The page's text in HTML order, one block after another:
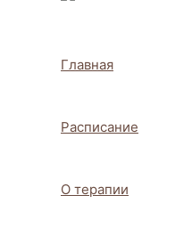
Главная
Расписание
О терапии